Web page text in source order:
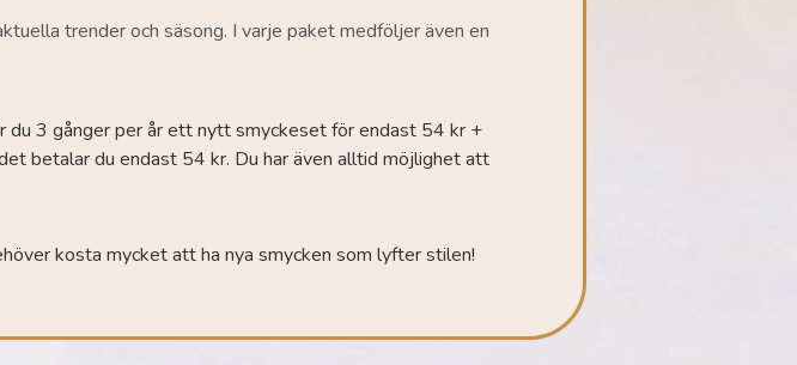
trender och säsong. I varje paket medföljer även en
3 gånger per år ett nytt smyckeset för endast 54 kr +
betalar du endast 54 kr. Du har även alltid möjlighet att
kosta mycket att ha nya smycken som lyfter stilen!